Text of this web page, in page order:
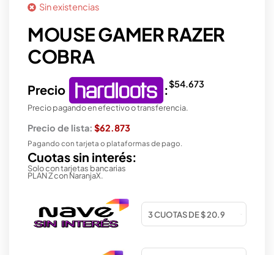
Sin existencias
MOUSE GAMER RAZER
COBRA
Precio :$54.673
Precio pagando en efectivo o transferencia.
Precio de lista: $62.873
Pagando con tarjeta o plataformas de pago.
Cuotas sin interés:
Solo con tarjetas bancarias
PLAN Z con NaranjaX.